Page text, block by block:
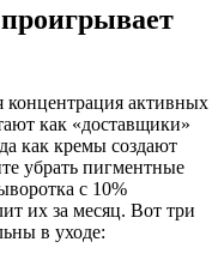
активных
как «доставщики»
как кремы создают
убрать пигментные
с 10%
их за месяц. Вот три
в уходе: